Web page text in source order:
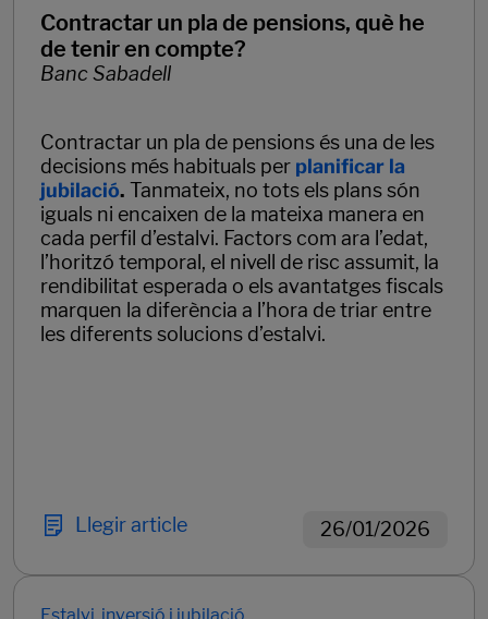
Contractar un pla de pensions, què he
de tenir en compte?
Banc Sabadell
Contractar un pla de pensions és una de les
decisions més habituals per planificar la
jubilació. Tanmateix, no tots els plans són
iguals ni encaixen de la mateixa manera en
cada perfil d’estalvi. Factors com ara l’edat,
l’horitzó temporal, el nivell de risc assumit, la
rendibilitat esperada o els avantatges fiscals
marquen la diferència a l’hora de triar entre
les diferents solucions d’estalvi.
Llegir article 26/01/2026